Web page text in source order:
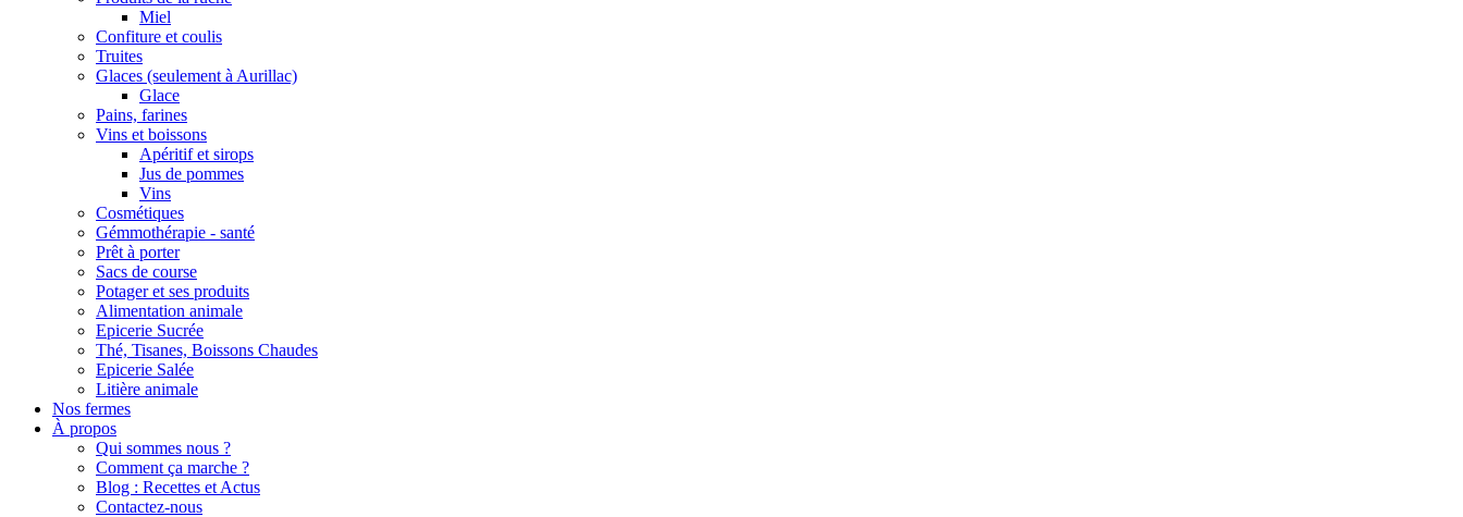
Miel
Confiture et coulis
Truites
Glaces (seulement à Aurillac)
Glace
Pains, farines
Vins et boissons
Apéritif et sirops
Jus de pommes
Vins
Cosmétiques
Gémmothérapie - santé
Prêt à porter
Sacs de course
Potager et ses produits
Alimentation animale
Epicerie Sucrée
Thé, Tisanes, Boissons Chaudes
Epicerie Salée
Litière animale
Nos fermes
À propos
Qui sommes nous ?
Comment ça marche ?
Blog : Recettes et Actus
Contactez-nous